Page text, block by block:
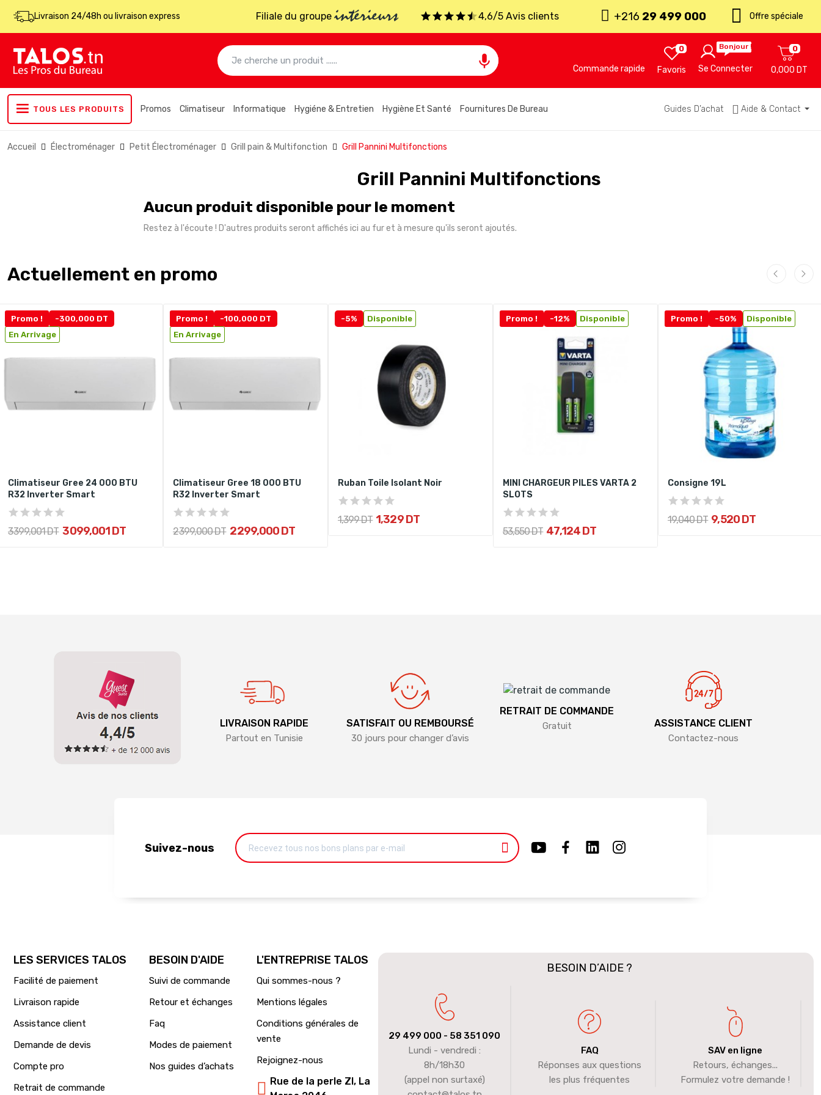
Livraison 24/48h ou livraison express Filiale du groupeintérieurs 4,6/5 Avis clients +216 29 499 000 Offre spéciale
 Commande rapide Favoris
0 Bonjour !
Se Connecter 0,000 DT
0
TOUS LES PRODUITS Promos Climatiseur Informatique Hygiéne & Entretien Hygiène Et Santé Fournitures De Bureau Guides D’achat Aide & Contact
Accueil Électroménager Petit Électroménager Grill pain & Multifonction Grill Pannini Multifonctions
Grill Pannini Multifonctions
Aucun produit disponible pour le moment
Restez à l'écoute ! D'autres produits seront affichés ici au fur et à mesure qu'ils seront ajoutés.
Actuellement en promo
Promo !
-300,000 DT
En Arrivage
Climatiseur Gree 24 000 BTU
R32 Inverter Smart
3 399,001 DT 3 099,001 DT
Promo !
-100,000 DT
En Arrivage
Climatiseur Gree 18 000 BTU
R32 Inverter Smart
2 399,000 DT 2 299,000 DT
-5% Disponible
Ruban Toile Isolant Noir
1,399 DT 1,329 DT
Promo ! -12% Disponible
MINI CHARGEUR PILES VARTA 2
SLOTS
53,550 DT 47,124 DT
Promo ! -50% Disponible
Consigne 19L
19,040 DT 9,520 DT
LIVRAISON RAPIDE
Partout en Tunisie
SATISFAIT OU REMBOURSÉ
30 jours pour changer d’avis
RETRAIT DE COMMANDE
Gratuit ASSISTANCE CLIENT
Contactez-nous
Suivez-nous
LES SERVICES TALOS
Facilité de paiement
Livraison rapide
Assistance client
Demande de devis
Compte pro
Retrait de commande
BESOIN D'AIDE
Suivi de commande
Retour et échanges
Faq
Modes de paiement
Nos guides d’achats
L'ENTREPRISE TALOS
Qui sommes-nous ?
Mentions légales
Conditions générales de
vente
Rejoignez-nous
Rue de la perle ZI, La
BESOIN D’AIDE ?
29 499 000 - 58 351 090
Lundi - vendredi :
8h/18h30
(appel non surtaxé)
FAQ
Réponses aux questions
les plus fréquentes
SAV en ligne
Retours, échanges...
Formulez votre demande !